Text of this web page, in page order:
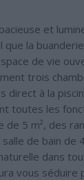
et
que la
de vie
trois
direct à la
toutes les
5 m², des
de bain de
dans
vous séduire